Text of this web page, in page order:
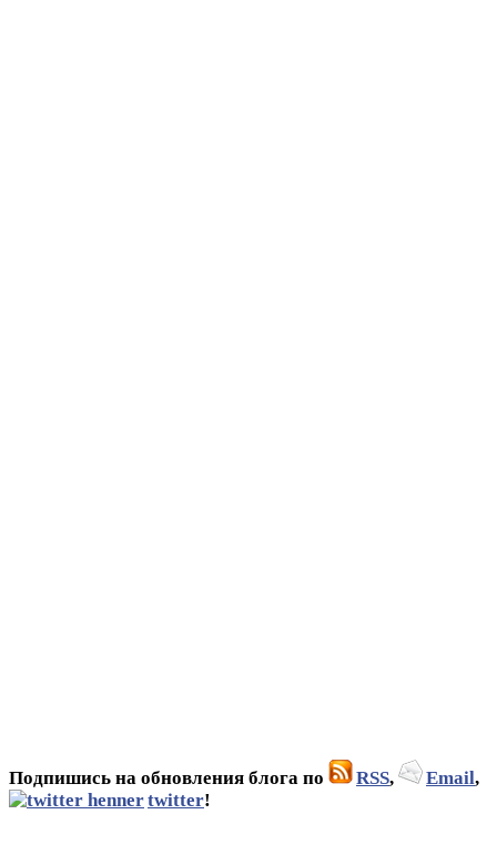
Подпишись на обновления блога по RSS, Email,
twitter!